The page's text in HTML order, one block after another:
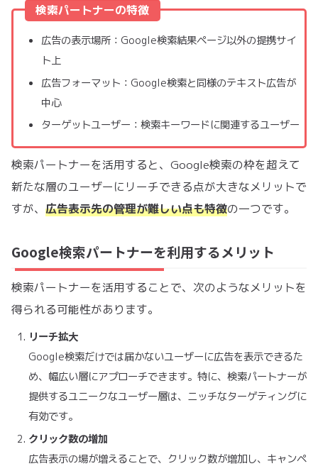
検索パートナーの特徴
広告の表示場所：Google検索結果ページ以外の提携サイ
ト上
広告フォーマット：Google検索と同様のテキスト広告が
中心
ターゲットユーザー：検索キーワードに関連するユーザー
検索パートナーを活用すると、Google検索の枠を超えて
新たな層のユーザーにリーチできる点が大きなメリットで
すが、 広告表示先の管理が難しい点も特徴の一つです。
Google検索パートナーを利用するメリット
検索パートナーを活用することで、次のようなメリットを
得られる可能性があります。
リーチ拡大
Google検索だけでは届かないユーザーに広告を表示できるた
め、幅広い層にアプローチできます。特に、検索パートナーが
提供するユニークなユーザー層は、ニッチなターゲティングに
有効です。
クリック数の増加
広告表示の場が増えることで、クリック数が増加し、キャンペ